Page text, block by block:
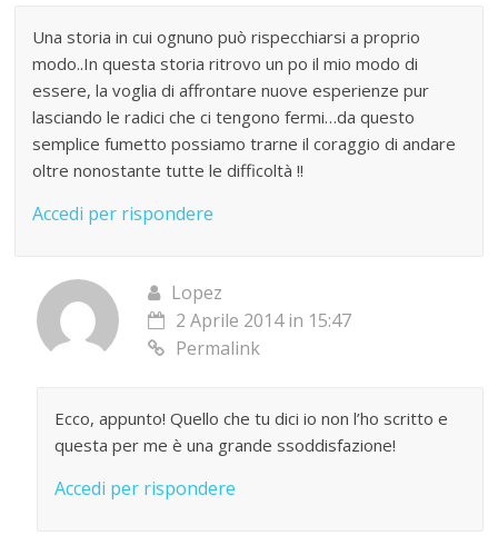
Una storia in cui ognuno può rispecchiarsi a proprio
modo..In questa storia ritrovo un po il mio modo di
essere, la voglia di affrontare nuove esperienze pur
lasciando le radici che ci tengono fermi…da questo
semplice fumetto possiamo trarne il coraggio di andare
oltre nonostante tutte le difficoltà !!
Accedi per rispondere
Lopez
2 Aprile 2014 in 15:47
Permalink
Ecco, appunto! Quello che tu dici io non l’ho scritto e
questa per me è una grande ssoddisfazione!
Accedi per rispondere